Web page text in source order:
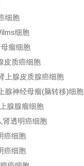
细胞
细胞
瘤细胞
皮质癌细胞
上腺皮质腺癌细胞
腺神经母瘤(脑转移)细胞
腺腺瘤细胞
肾透明癌细胞
癌细胞
癌细胞